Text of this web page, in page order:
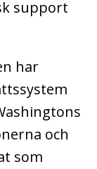
support
har
och
som